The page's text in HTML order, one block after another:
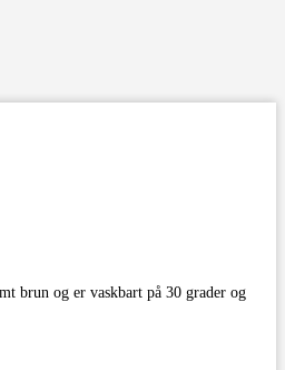
brun og er vaskbart på 30 grader og